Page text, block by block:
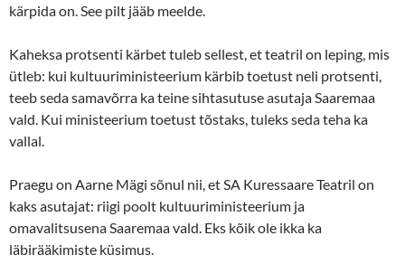
kärpida on. See pilt jääb meelde.
Kaheksa protsenti kärbet tuleb sellest, et teatril on leping, mis
ütleb: kui kultuuriministeerium kärbib toetust neli protsenti,
teeb seda samavõrra ka teine sihtasutuse asutaja Saaremaa
vald. Kui ministeerium toetust tõstaks, tuleks seda teha ka
vallal.
Praegu on Aarne Mägi sõnul nii, et SA Kuressaare Teatril on
kaks asutajat: riigi poolt kultuuriministeerium ja
omavalitsusena Saaremaa vald. Eks kõik ole ikka ka
läbirääkimiste küsimus.